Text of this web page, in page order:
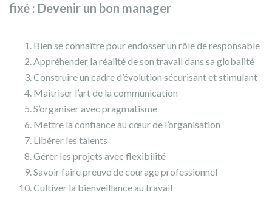
fixé : Devenir un bon manager
Bien se connaître pour endosser un rôle de responsable
Appréhender la réalité de son travail dans sa globalité
Construire un cadre d’évolution sécurisant et stimulant
Maîtriser l’art de la communication
S’organiser avec pragmatisme
Mettre la confiance au cœur de l’organisation
Libérer les talents
Gérer les projets avec flexibilité
Savoir faire preuve de courage professionnel
Cultiver la bienveillance au travail